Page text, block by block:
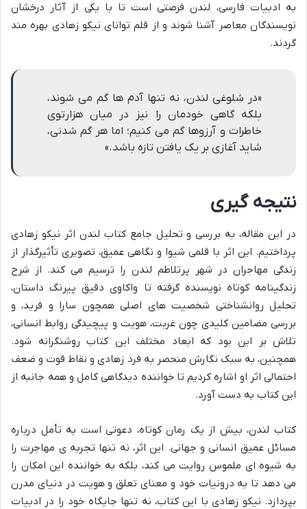
به ادبیات فارسی، لندن فرصتی است تا با یکی از آثار درخشان
نویسندگان معاصر آشنا شوند و از قلم توانای نیکو زهادی بهره مند
گردند.
«در شلوغی لندن، نه تنها آدم ها گم می شوند،
بلکه گاهی خودمان را نیز در میان هزارتوی
خاطرات و آرزوها گم می کنیم؛ اما هر گم شدنی،
شاید آغازی بر یک یافتن تازه باشد.»
نتیجه گیری
در این مقاله، به بررسی و تحلیل جامع کتاب لندن اثر نیکو زهادی
پرداختیم. این اثر با قلمی شیوا و نگاهی عمیق، تصویری تأثیرگذار از
زندگی مهاجران در شهر پرتلاطم لندن را ترسیم می کند. از شرح
زندگینامه کوتاه نویسنده گرفته تا واکاوی دقیق پیرنگ داستان،
تحلیل روانشناختی شخصیت های اصلی همچون سارا و فرید، و
بررسی مضامین کلیدی چون غربت، هویت و پیچیدگی روابط انسانی،
تلاش بر این بود که ابعاد مختلف این کتاب روشنگرانه شود.
همچنین، به سبک نگارش منحصر به فرد زهادی و نقاط قوت و ضعف
احتمالی اثر او اشاره کردیم تا خواننده دیدگاهی کامل و همه جانبه از
این کتاب به دست آورد.
کتاب لندن، بیش از یک رمان کوتاه، دعوتی است به تأمل درباره
مسائل عمیق انسانی و جهانی. این اثر، نه تنها تجربه ی مهاجرت را
به شیوه ای ملموس روایت می کند، بلکه به خواننده این امکان را
می دهد تا به درونیات خود و معنای تعلق و هویت در دنیای مدرن
بپردازد. نیکو زهادی با این کتاب، نه تنها جایگاه خود را در ادبیات